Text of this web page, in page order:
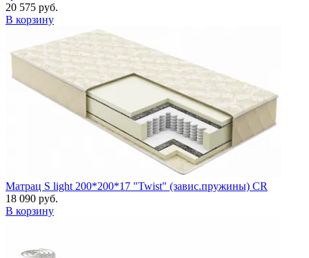
20 575 руб.
В корзину
Матрац S light 200*200*17 "Twist" (завис.пружины) CR
18 090 руб.
В корзину